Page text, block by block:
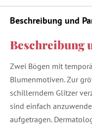
Beschreibung und
Beschreibung
Zwei Bögen mit
Blumenmotiven. Zur
schillerndem Glitzer
sind einfach
aufgetragen.